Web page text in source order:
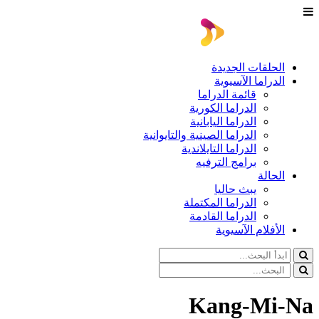
الحلقات الجديدة
الدراما الآسيوية
قائمة الدراما
الدراما الكورية
الدراما اليابانية
الدراما الصينية والتايوانية
الدراما التايلاندية
برامج الترفيه
الحالة
يبث حاليا
الدراما المكتملة
الدراما القادمة
الأفلام الآسيوية
Kang-Mi-Na